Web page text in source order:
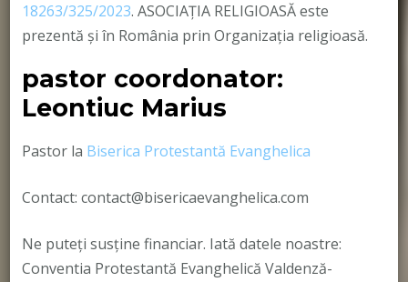
18263/325/2023. ASOCIAȚIA RELIGIOASĂ este
prezentă și în România prin Organizația religioasă.
pastor coordonator:
Leontiuc Marius
Pastor la Biserica Protestantă Evanghelica
Contact: contact@bisericaevanghelica.com
Ne puteți susține financiar. Iată datele noastre:
Conventia Protestantă Evanghelică Valdenză-